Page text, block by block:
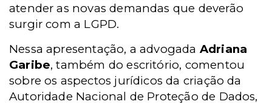
atender as novas demandas que deverão
surgir com a LGPD.
Nessa apresentação, a advogada Adriana
Garibe, também do escritório, comentou
sobre os aspectos jurídicos da criação da
Autoridade Nacional de Proteção de Dados,